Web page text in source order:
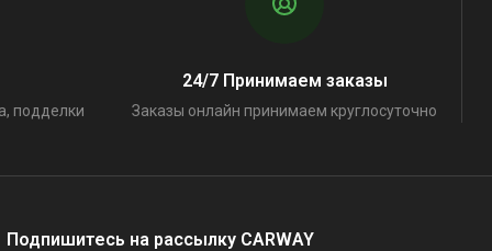
подделки
24/7 Принимаем заказы
Заказы онлайн принимаем круглосуточно
Подпишитесь на рассылку CARWAY